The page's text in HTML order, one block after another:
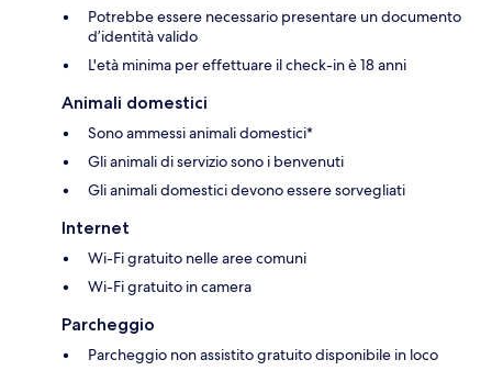
Potrebbe essere necessario presentare un documento
d’identità valido
L'età minima per effettuare il check-in è 18 anni
Animali domestici
Sono ammessi animali domestici*
Gli animali di servizio sono i benvenuti
Gli animali domestici devono essere sorvegliati
Internet
Wi-Fi gratuito nelle aree comuni
Wi-Fi gratuito in camera
Parcheggio
Parcheggio non assistito gratuito disponibile in loco